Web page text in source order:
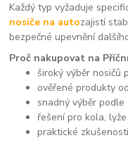
Každý typ vyžaduje
nosiče na autozajistí
bezpečné upevnění
Proč nakupovat na
široký výběr nosičů
ověřené produkty
snadný výběr podle
řešení pro kola,
praktické